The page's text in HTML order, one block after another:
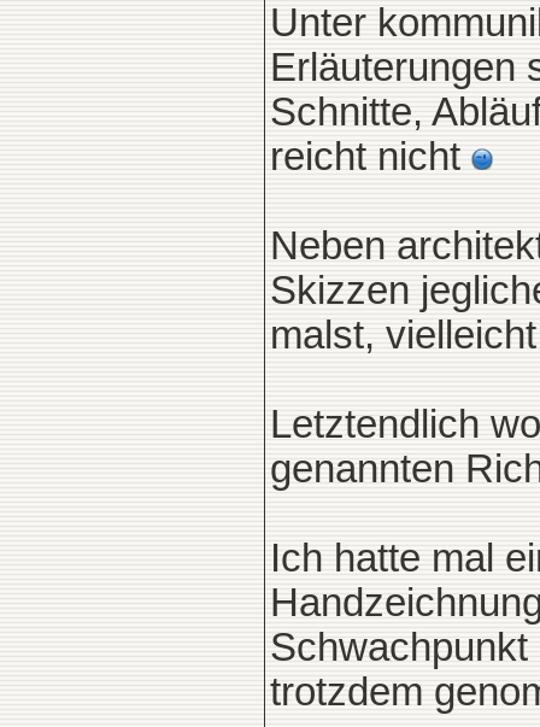
Unter
Erläuterungen
Schnitte,
reicht nicht
Neben
Skizzen
malst,
Letztendlich
genannten
Ich hatte mal
trotzdem